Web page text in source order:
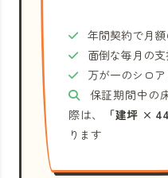
年間契約で月
面倒な毎月の
万が一のシロ
保証期間中の
際は、
「建坪 ×
ります